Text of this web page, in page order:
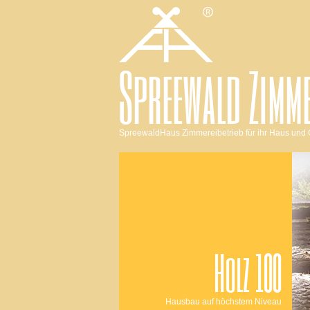
Spreewald
SpreewaldHaus Zimmereibetrieb für ihr Haus und
Navigation
Holz 100
Hausbau auf höchstem Niveau